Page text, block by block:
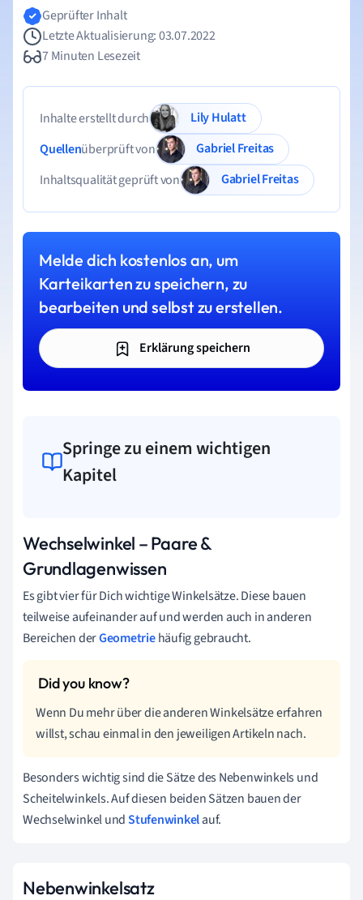
Geprüfter Inhalt
Letzte Aktualisierung: 03.07.2022
7 Minuten Lesezeit
Inhalte erstellt durch
Lily Hulatt
Quellenüberprüft von
Gabriel Freitas
Inhaltsqualität geprüft von
Gabriel Freitas
Melde dich kostenlos an, um
Karteikarten zu speichern, zu
bearbeiten und selbst zu erstellen.
Erklärung speichern
Springe zu einem wichtigen
Kapitel
Wechselwinkel – Paare &
Grundlagenwissen
Es gibt vier für Dich wichtige Winkelsätze. Diese bauen
teilweise aufeinander auf und werden auch in anderen
Bereichen derGeometriehäufig gebraucht.
Wenn Du mehr über die anderen Winkelsätze erfahren
willst, schau einmal in den jeweiligen Artikeln nach.
Besonders wichtig sind die Sätze des Nebenwinkels und
Scheitelwinkels. Auf diesen beiden Sätzen bauen der
Wechselwinkel undStufenwinkelauf.
Nebenwinkelsatz